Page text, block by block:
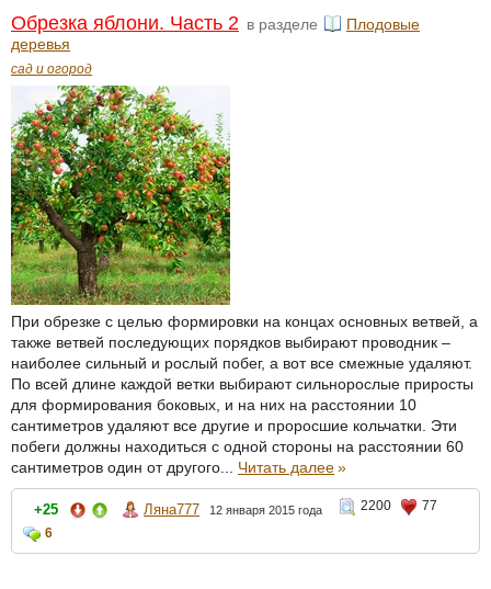
Обрезка яблони. Часть 2 в разделе
Плодовые
деревья
сад и огород
При обрезке с целью формировки на концах основных ветвей, а
также ветвей последующих порядков выбирают проводник –
наиболее сильный и рослый побег, а вот все смежные удаляют.
По всей длине каждой ветки выбирают сильнорослые приросты
для формирования боковых, и на них на расстоянии 10
сантиметров удаляют все другие и проросшие кольчатки. Эти
побеги должны находиться с одной стороны на расстоянии 60
сантиметров один от другого... Читать далее»
+25 Ляна777 12 января 2015 года 2200
77
6